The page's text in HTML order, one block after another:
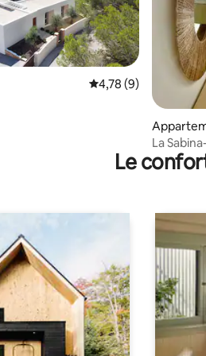
Évaluation moyenne
4,78 (9)
La
Le